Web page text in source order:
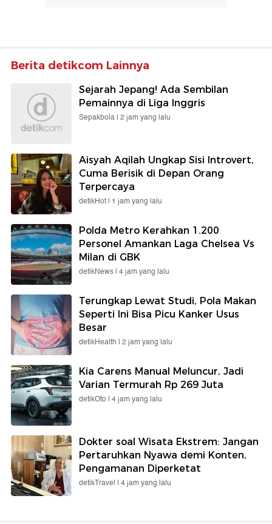
Berita detikcom Lainnya
Sejarah Jepang! Ada Sembilan
Pemainnya di Liga Inggris
Sepakbola | 2 jam yang lalu
Aisyah Aqilah Ungkap Sisi Introvert,
Cuma Berisik di Depan Orang
Terpercaya
detikHot | 1 jam yang lalu
Polda Metro Kerahkan 1.200
Personel Amankan Laga Chelsea Vs
Milan di GBK
detikNews | 4 jam yang lalu
Terungkap Lewat Studi, Pola Makan
Seperti Ini Bisa Picu Kanker Usus
Besar
detikHealth | 2 jam yang lalu
Kia Carens Manual Meluncur, Jadi
Varian Termurah Rp 269 Juta
detikOto | 4 jam yang lalu
Dokter soal Wisata Ekstrem: Jangan
Pertaruhkan Nyawa demi Konten,
Pengamanan Diperketat
detikTravel | 4 jam yang lalu